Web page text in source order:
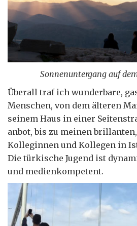
Sonnenuntergang auf
Überall traf ich wunderbare,
Menschen, von dem älteren
seinem Haus in einer
anbot, bis zu meinen
Kolleginnen und Kollegen in
Die türkische Jugend ist
und medienkompetent.